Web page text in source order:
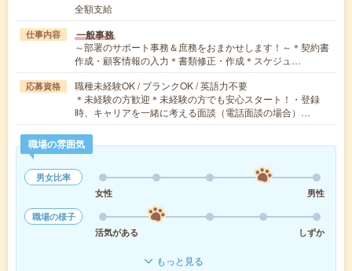
全額支給
仕事内容 一般事務
～部署のサポート事務＆庶務をおまかせします！～＊契約書
作成・顧客情報の入力＊書類修正・作成＊スケジュ…
応募資格
職種未経験OK / ブランクOK / 英語力不要
＊未経験の方歓迎＊未経験の方でも安心スタート！・登録
時、キャリアを一緒に考える面談（電話面談の場合）…
職場の雰囲気
男女比率
女性
男性
職場の様子
活気がある
しずか
もっと見る